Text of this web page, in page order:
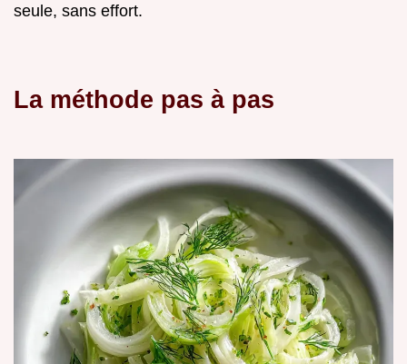
seule, sans effort.
La méthode pas à pas